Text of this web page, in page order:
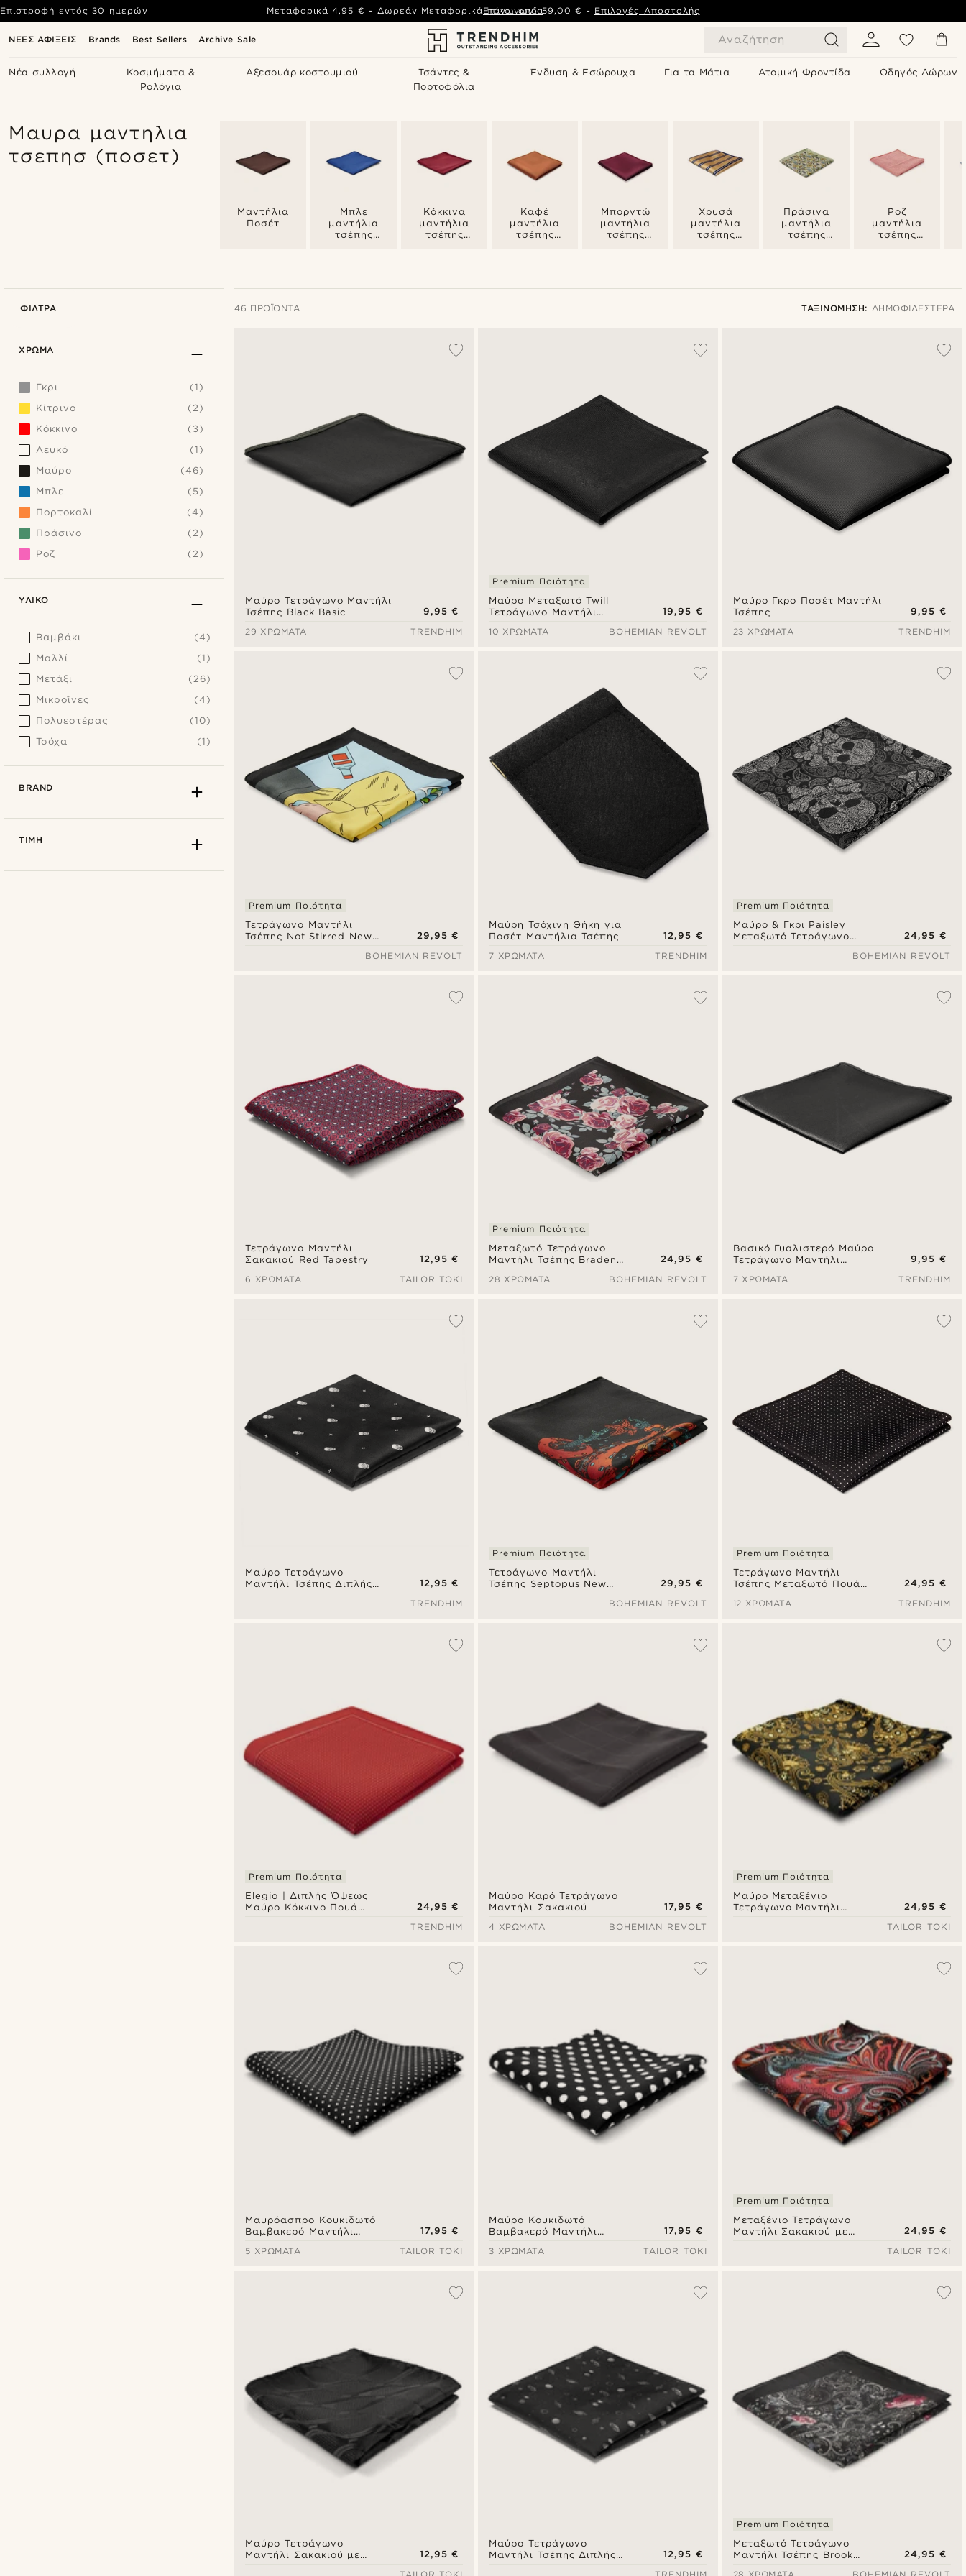
ΝΕΕΣ ΑΦΙΞΕΙΣ Brands Best Sellers Archive Sale Αναζήτηση
Νέα συλλογή
Κοσμήματα &
Ρολόγια
Αξεσουάρ κοστουμιού
Τσάντες &
Πορτοφόλια
Ένδυση & Εσώρουχα Για τα Μάτια Ατομική Φροντίδα Οδηγός Δώρων
Επιστροφή εντός 30 ημερών Μεταφορικά 4,95 € - Δωρεάν Μεταφορικά πάνω από59,00 € - Επιλογές Αποστολής
Επικοινωνία
Μαυρα μαντηλια
τσεπησ (ποσετ)
Μαντήλια
Ποσέτ
Μπλε
μαντήλια
τσέπης
Κόκκινα
μαντήλια
τσέπης
Καφέ
μαντήλια
τσέπης
Μπορντώ
μαντήλια
τσέπης
Χρυσά
μαντήλια
τσέπης
Πράσινα
μαντήλια
τσέπης
Ροζ
μαντήλια
τσέπης
ΦΊΛΤΡΑ 46 ΠΡΟΪΌΝΤΑ ΤΑΞΙΝΌΜΗΣΗ: ΔΗΜΟΦΙΛΈΣΤΕΡΑ
Ακριβότερα
Μαύρο Τετράγωνο Μαντήλι
Τσέπης Black Basic
9,95 €
29 ΧΡΏΜΑΤΑ
TRENDHIM
Μαύρο Μεταξωτό Twill
Τετράγωνο Μαντήλι
Premium Ποιότητα
19,95 €
10 ΧΡΏΜΑΤΑ
BOHEMIAN REVOLT
Μαύρο Γκρο Ποσέτ Μαντήλι
Τσέπης
9,95 €
23 ΧΡΏΜΑΤΑ
TRENDHIM
Τετράγωνο Μαντήλι
Τσέπης Not Stirred New
Premium Ποιότητα
29,95 €
BOHEMIAN REVOLT
Μαύρη Τσόχινη Θήκη για
Ποσέτ Μαντήλια Τσέπης
12,95 €
7 ΧΡΏΜΑΤΑ
TRENDHIM
Μαύρο & Γκρι Paisley
Μεταξωτό Τετράγωνο
Premium Ποιότητα
24,95 €
BOHEMIAN REVOLT
Τετράγωνο Μαντήλι
Σακακιού Red Tapestry
12,95 €
6 ΧΡΏΜΑΤΑ
TAILOR TOKI
Μεταξωτό Τετράγωνο
Μαντήλι Τσέπης Braden
Premium Ποιότητα
24,95 €
28 ΧΡΏΜΑΤΑ
BOHEMIAN REVOLT
Βασικό Γυαλιστερό Μαύρο
Τετράγωνο Μαντήλι
9,95 €
7 ΧΡΏΜΑΤΑ
TRENDHIM
Μαύρο Τετράγωνο
Μαντήλι Τσέπης Διπλής
12,95 €
TRENDHIM
Τετράγωνο Μαντήλι
Τσέπης Septopus New
Premium Ποιότητα
29,95 €
BOHEMIAN REVOLT
Τετράγωνο Μαντήλι
Τσέπης Μεταξωτό Πουά
Premium Ποιότητα
24,95 €
12 ΧΡΏΜΑΤΑ
TRENDHIM
Elegio | Διπλής Όψεως
Μαύρο Κόκκινο Πουά
Premium Ποιότητα
24,95 €
TRENDHIM
Μαύρο Καρό Τετράγωνο
Μαντήλι Σακακιού
17,95 €
4 ΧΡΏΜΑΤΑ
BOHEMIAN REVOLT
Μαύρο Μεταξένιο
Τετράγωνο Μαντήλι
Premium Ποιότητα
24,95 €
TAILOR TOKI
Μαυρόασπρο Κουκιδωτό
Βαμβακερό Μαντήλι
17,95 €
5 ΧΡΏΜΑΤΑ
TAILOR TOKI
Μαύρο Κουκιδωτό
Βαμβακερό Μαντήλι
17,95 €
3 ΧΡΏΜΑΤΑ
TAILOR TOKI
Μεταξένιο Τετράγωνο
Μαντήλι Σακακιού με
Premium Ποιότητα
24,95 €
TAILOR TOKI
Μαύρο Τετράγωνο
Μαντήλι Σακακιού με
12,95 €
Μαύρο Τετράγωνο
Μαντήλι Τσέπης Διπλής
12,95 €
Μεταξωτό Τετράγωνο
Μαντήλι Τσέπης Brook
Premium Ποιότητα
24,95 €
ΧΡΏΜΑ
Γκρι
(1)
Κίτρινο
(2)
Κόκκινο
(3)
Λευκό
(1)
Μαύρο
(46)
Μπλε
(5)
Πορτοκαλί
(4)
Πράσινο
(2)
Ροζ
(2)
ΥΛΙΚΌ
Βαμβάκι
(4)
Μαλλί
(1)
Μετάξι
(26)
Μικροΐνες
(4)
Πολυεστέρας
(10)
Τσόχα
(1)
BRAND
ΤΙΜΉ